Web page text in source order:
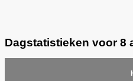
Dagstatistieken voor 8